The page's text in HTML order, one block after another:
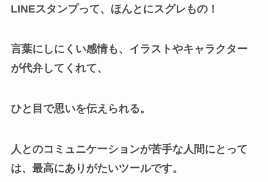
LINEスタンプって、ほんとにスグレもの！
言葉にしにくい感情も、イラストやキャラクター
が代弁してくれて、
ひと目で思いを伝えられる。
人とのコミュニケーションが苦手な人間にとって
は、最高にありがたいツールです。